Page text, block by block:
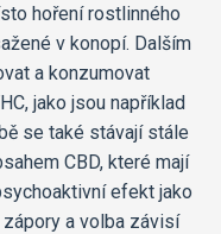
hoření rostlinného
v konopí. Dalším
a konzumovat
jako jsou například
se také stávají stále
CBD, které mají
efekt jako
zápory a volba závisí